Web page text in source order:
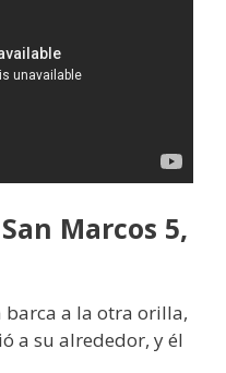
Marcos 5,
barca a la otra orilla,
a su alrededor, y él